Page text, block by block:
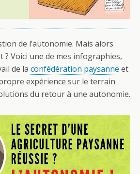
de l’autonomie. Mais alors
? Voici une de mes infographies,
de la confédération paysanne et
expérience sur le terrain
du retour à une autonomie.